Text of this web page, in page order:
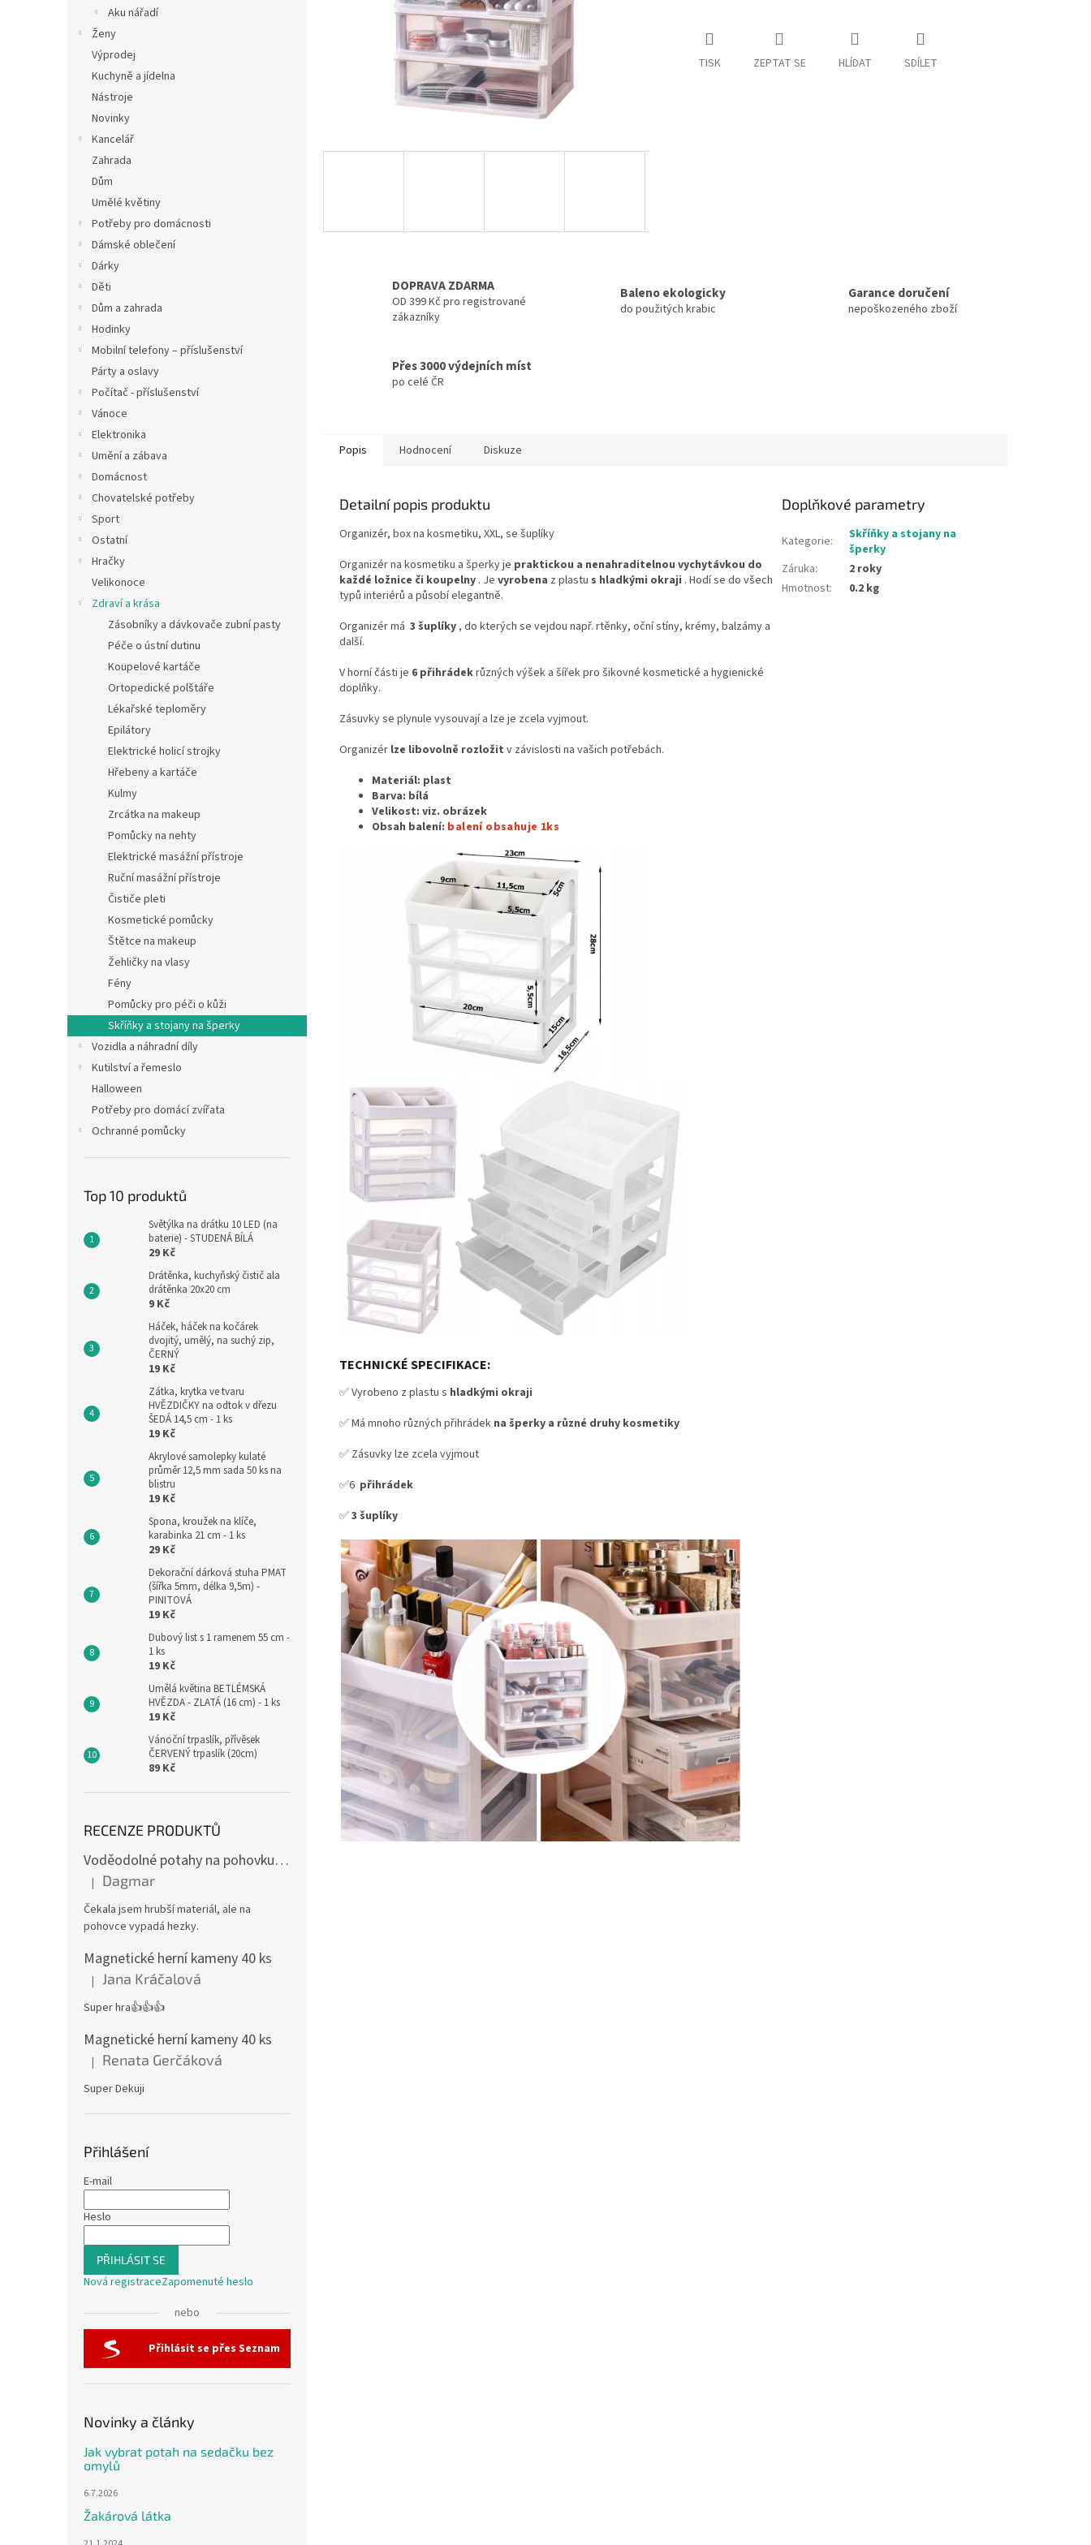
Aku nářadí
Ženy
Výprodej
Kuchyně a jídelna
Nástroje
Novinky
Kancelář
Zahrada
Dům
Umělé květiny
Potřeby pro domácnosti
Dámské oblečení
Dárky
Děti
Dům a zahrada
Hodinky
Mobilní telefony – příslušenství
Párty a oslavy
Počítač - příslušenství
Vánoce
Elektronika
Umění a zábava
Domácnost
Chovatelské potřeby
Sport
Ostatní
Hračky
Velikonoce
Zdraví a krása
Zásobníky a dávkovače zubní pasty
Péče o ústní dutinu
Koupelové kartáče
Ortopedické polštáře
Lékařské teploměry
Epilátory
Elektrické holicí strojky
Hřebeny a kartáče
Kulmy
Zrcátka na makeup
Pomůcky na nehty
Elektrické masážní přístroje
Ruční masážní přístroje
Čističe pleti
Kosmetické pomůcky
Štětce na makeup
Žehličky na vlasy
Fény
Pomůcky pro péči o kůži
Skříňky a stojany na šperky
Vozidla a náhradní díly
Kutilství a řemeslo
Halloween
Potřeby pro domácí zvířata
Ochranné pomůcky
Top 10 produktů
Světýlka na drátku 10 LED (na
baterie) - STUDENÁ BÍLÁ
29 Kč
Drátěnka, kuchyňský čistič ala
drátěnka 20x20 cm
9 Kč
Háček, háček na kočárek
dvojitý, umělý, na suchý zip,
ČERNÝ
19 Kč
Zátka, krytka ve tvaru
HVĚZDIČKY na odtok v dřezu
ŠEDÁ 14,5 cm - 1 ks
19 Kč
Akrylové samolepky kulaté
průměr 12,5 mm sada 50 ks na
blistru
19 Kč
Spona, kroužek na klíče,
karabinka 21 cm - 1 ks
29 Kč
Dekorační dárková stuha PMAT
(šířka 5mm, délka 9,5m) -
PINITOVÁ
19 Kč
Dubový list s 1 ramenem 55 cm -
1 ks
19 Kč
Umělá květina BETLÉMSKÁ
HVĚZDA - ZLATÁ (16 cm) - 1 ks
19 Kč
Vánoční trpaslík, přívěsek
ČERVENÝ trpaslík (20cm)
89 Kč
RECENZE PRODUKTŮ
Voděodolné potahy na pohovku se vzorem
Hodnocení produktu je 4 z 5 hvězdiček.
| Dagmar
Čekala jsem hrubší materiál, ale na
pohovce vypadá hezky.
Magnetické herní kameny 40 ks
Hodnocení produktu je 5 z 5 hvězdiček.
| Jana Kráčalová
Super hra👍👍👍
Magnetické herní kameny 40 ks
Hodnocení produktu je 5 z 5 hvězdiček.
| Renata Gerčáková
Super Dekuji
Přihlášení
E-mail
Heslo
PŘIHLÁSIT SE
Nová registraceZapomenuté heslo
nebo
Přihlásit se přes Seznam
Novinky a články
Jak vybrat potah na sedačku bez
omylů
6.7.2026
Žakárová látka
TISK ZEPTAT SE HLÍDAT SDÍLET
DOPRAVA ZDARMA
OD 399 Kč pro registrované
zákazníky
Baleno ekologicky
do použitých krabic
Garance doručení
nepoškozeného zboží
Přes 3000 výdejních míst
po celé ČR
Popis Hodnocení Diskuze
Detailní popis produktu
Organizér, box na kosmetiku, XXL, se šuplíky
Organizér na kosmetiku a šperky je praktickou a nenahraditelnou vychytávkou do
každé ložnice či koupelny . Je vyrobena z plastu s hladkými okraji . Hodí se do všech
typů interiérů a působí elegantně.
Organizér má 3 šuplíky , do kterých se vejdou např. rtěnky, oční stíny, krémy, balzámy a
další.
V horní části je 6 přihrádekrůzných výšek a šířek pro šikovné kosmetické a hygienické
doplňky.
Zásuvky se plynule vysouvají a lze je zcela vyjmout.
Organizér lze libovolně rozložit v závislosti na vašich potřebách.
Materiál: plast
Barva: bílá
Velikost: viz. obrázek
Obsah balení: balení obsahuje 1ks
TECHNICKÉ SPECIFIKACE:
✅ Vyrobeno z plastu s hladkými okraji
✅ Má mnoho různých přihrádek na šperky a různé druhy kosmetiky
✅ Zásuvky lze zcela vyjmout
✅6 přihrádek
✅3 šuplíky
Doplňkové parametry
Kategorie:
Skříňky a stojany na
šperky
Záruka:
2 roky
Hmotnost: 0.2 kg